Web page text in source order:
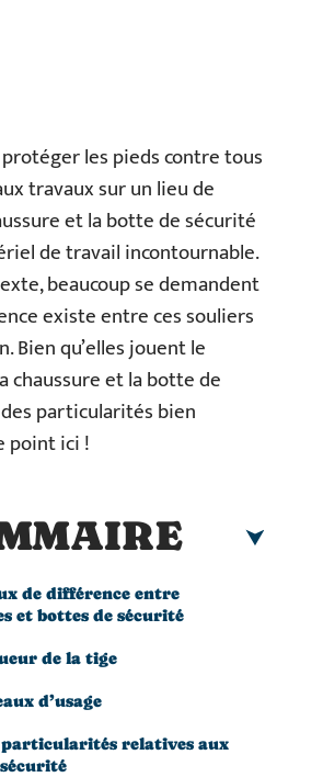
les pieds contre tous
travaux sur un lieu de
et la botte de sécurité
de travail incontournable.
beaucoup se demandent
existe entre ces souliers
Bien qu’elles jouent le
chaussure et la botte de
particularités bien
point ici !
de différence entre
et bottes de sécurité
de la tige
d’usage
particularités relatives aux